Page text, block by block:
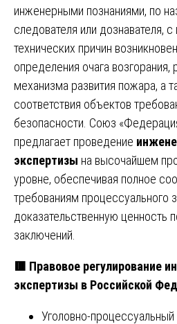
инженерными познаниями, по
следователя или дознавателя,
технических причин
определения очага возгорания,
механизма развития пожара, а
соответствия объектов
безопасности. Союз
предлагает проведение
экспертизы на высочайшем
уровне, обеспечивая полное
требованиям процессуального
доказательственную ценность
заключений.
🟥 Правовое регулирование
экспертизы в Российской
Уголовно-